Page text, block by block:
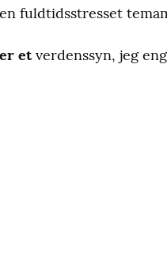
en fuldtidsstresset
etverdenssyn, jeg